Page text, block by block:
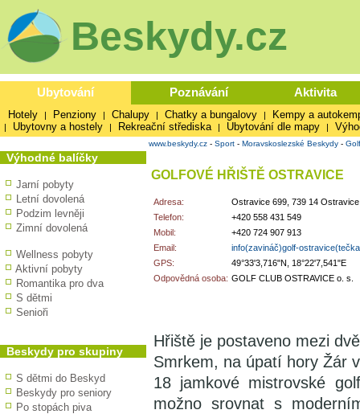
Beskydy.cz
Ubytování Poznávání Aktivita
Hotely | Penziony | Chalupy | Chatky a bungalovy | Kempy a
| Ubytovny a hostely | Rekreační střediska | Ubytování dle mapy |
Výhodné balíčky
Jarní pobyty
Letní dovolená
Podzim levněji
Zimní dovolená
Wellness pobyty
Aktivní pobyty
Romantika pro dva
S dětmi
Senioři
Beskydy pro skupiny
S dětmi do Beskyd
Beskydy pro seniory
Po stopách piva
www.beskydy.cz - Sport - Moravskoslezské Beskydy -
GOLFOVÉ HŘIŠTĚ OSTRAVICE
Adresa:
Ostravice 699, 739 14 Ostravice
Telefon:
+420 558 431 549
Mobil:
+420 724 907 913
Email:
info(zavináč)golf-
GPS:
49°33'3,716"N, 18°22'7,541"E
Odpovědná osoba: GOLF CLUB OSTRAVICE o. s.
Hřiště je postaveno mezi
Smrkem, na úpatí hory Žár
18 jamkové mistrovské
možno srovnat s